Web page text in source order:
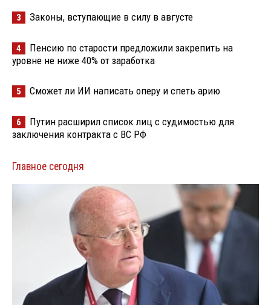
3 Законы, вступающие в силу в августе
4
Пенсию по старости предложили закрепить на
уровне не ниже 40% от заработка
5 Сможет ли ИИ написать оперу и спеть арию
6
Путин расширил список лиц с судимостью для
заключения контракта с ВС РФ
Главное сегодня